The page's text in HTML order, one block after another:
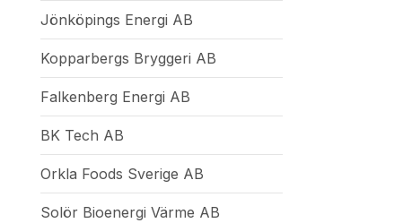
Jönköpings Energi AB
Kopparbergs Bryggeri AB
Falkenberg Energi AB
BK Tech AB
Orkla Foods Sverige AB
Solör Bioenergi Värme AB